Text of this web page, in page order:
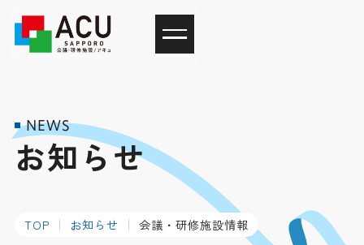
NEWS
お知らせ
TOP お知らせ 会議・研修施設情報